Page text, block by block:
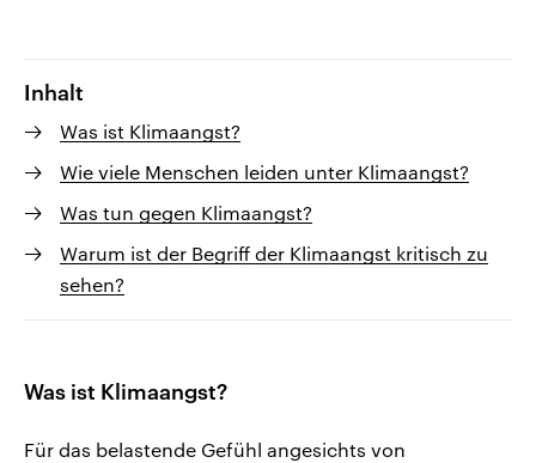
Inhalt
Was ist Klimaangst?
Wie viele Menschen leiden unter Klimaangst?
Was tun gegen Klimaangst?
Warum ist der Begriff der Klimaangst kritisch zu
sehen?
Was ist Klimaangst?
Für das belastende Gefühl angesichts von